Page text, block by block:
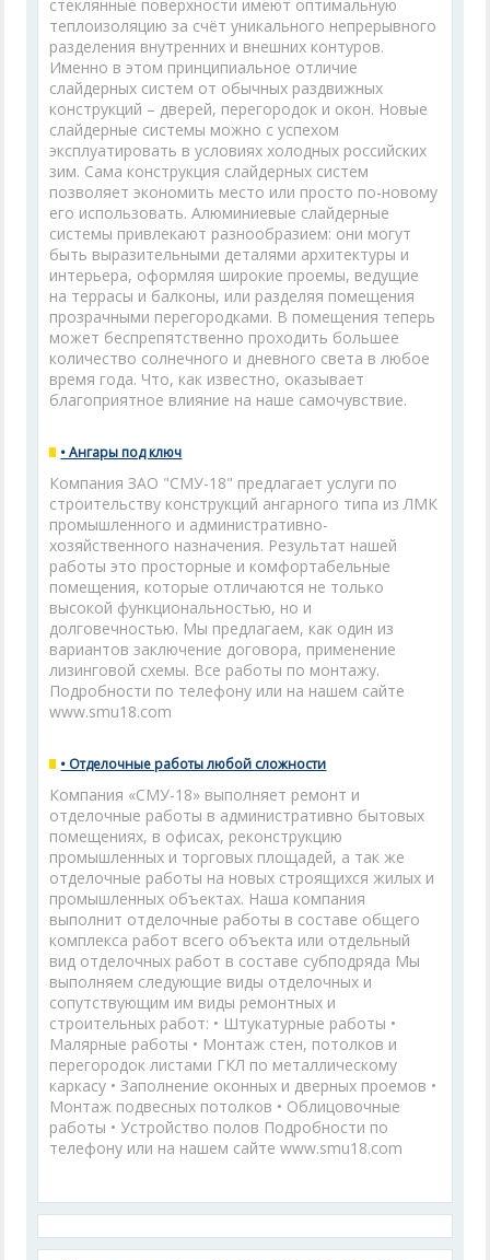
стеклянные поверхности имеют оптимальную
теплоизоляцию за счёт уникального непрерывного
разделения внутренних и внешних контуров.
Именно в этом принципиальное отличие
слайдерных систем от обычных раздвижных
конструкций – дверей, перегородок и окон. Новые
слайдерные системы можно с успехом
эксплуатировать в условиях холодных российских
зим. Сама конструкция слайдерных систем
позволяет экономить место или просто по-новому
его использовать. Алюминиевые слайдерные
системы привлекают разнообразием: они могут
быть выразительными деталями архитектуры и
интерьера, оформляя широкие проемы, ведущие
на террасы и балконы, или разделяя помещения
прозрачными перегородками. В помещения теперь
может беспрепятственно проходить большее
количество солнечного и дневного света в любое
время года. Что, как известно, оказывает
благоприятное влияние на наше самочувствие.
• Ангары под ключ
Компания ЗАО "СМУ-18" предлагает услуги по
строительству конструкций ангарного типа из ЛМК
промышленного и административно-
хозяйственного назначения. Результат нашей
работы это просторные и комфортабельные
помещения, которые отличаются не только
высокой функциональностью, но и
долговечностью. Мы предлагаем, как один из
вариантов заключение договора, применение
лизинговой схемы. Все работы по монтажу.
Подробности по телефону или на нашем сайте
www.smu18.com
• Отделочные работы любой сложности
Компания «СМУ-18» выполняет ремонт и
отделочные работы в административно бытовых
помещениях, в офисах, реконструкцию
промышленных и торговых площадей, а так же
отделочные работы на новых строящихся жилых и
промышленных объектах. Наша компания
выполнит отделочные работы в составе общего
комплекса работ всего объекта или отдельный
вид отделочных работ в составе субподряда Мы
выполняем следующие виды отделочных и
сопутствующим им виды ремонтных и
строительных работ: • Штукатурные работы •
Малярные работы • Монтаж стен, потолков и
перегородок листами ГКЛ по металлическому
каркасу • Заполнение оконных и дверных проемов •
Монтаж подвесных потолков • Облицовочные
работы • Устройство полов Подробности по
телефону или на нашем сайте www.smu18.com